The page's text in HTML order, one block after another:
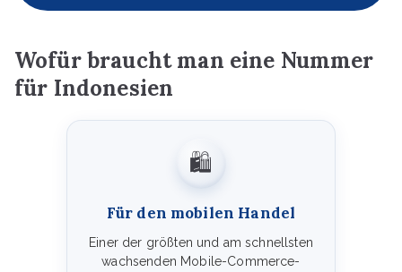
Wofür braucht man eine Nummer
für Indonesien
🛍️
Für den mobilen Handel
Einer der größten und am schnellsten
wachsenden Mobile-Commerce-